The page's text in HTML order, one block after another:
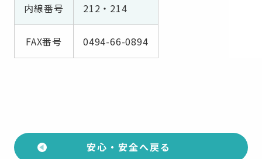
内線番号 212・214
FAX番号 0494-66-0894
安心・安全へ戻る